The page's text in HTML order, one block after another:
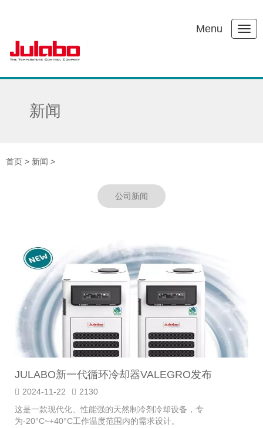
Menu
新闻
首页 > 新闻 >
公司新闻
JULABO新一代循环冷却器VALEGRO发布
2024-11-22
2130
这是一款现代化、性能强的天然制冷剂冷却设备，专
为-20°C~+40°C工作温度范围内的需求设计。